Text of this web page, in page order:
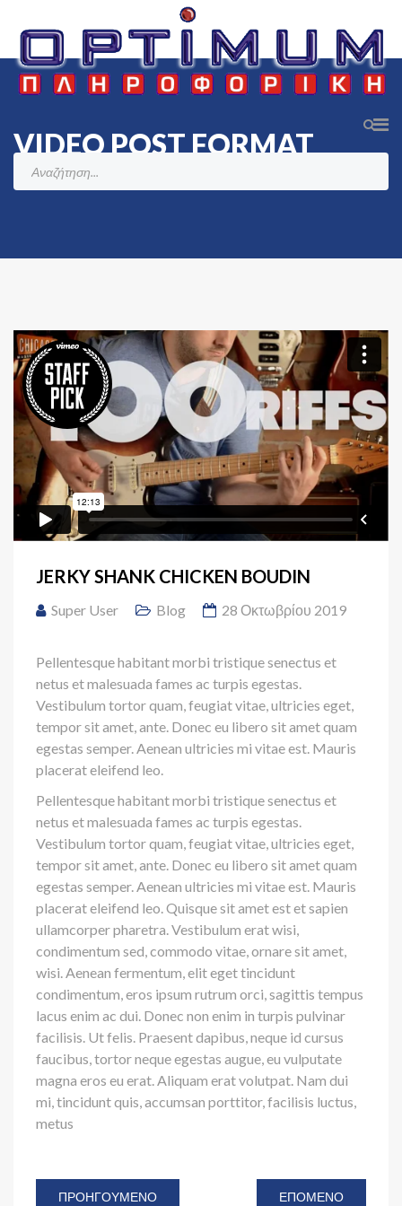
VIDEO POST FORMAT
Αρχική News & Blog
JERKY SHANK CHICKEN BOUDIN
Super User Blog 28 Οκτωβρίου 2019
Pellentesque habitant morbi tristique senectus et
netus et malesuada fames ac turpis egestas.
Vestibulum tortor quam, feugiat vitae, ultricies eget,
tempor sit amet, ante. Donec eu libero sit amet quam
egestas semper. Aenean ultricies mi vitae est. Mauris
placerat eleifend leo.
Pellentesque habitant morbi tristique senectus et
netus et malesuada fames ac turpis egestas.
Vestibulum tortor quam, feugiat vitae, ultricies eget,
tempor sit amet, ante. Donec eu libero sit amet quam
egestas semper. Aenean ultricies mi vitae est. Mauris
placerat eleifend leo. Quisque sit amet est et sapien
ullamcorper pharetra. Vestibulum erat wisi,
condimentum sed, commodo vitae, ornare sit amet,
wisi. Aenean fermentum, elit eget tincidunt
condimentum, eros ipsum rutrum orci, sagittis tempus
lacus enim ac dui. Donec non enim in turpis pulvinar
facilisis. Ut felis. Praesent dapibus, neque id cursus
faucibus, tortor neque egestas augue, eu vulputate
magna eros eu erat. Aliquam erat volutpat. Nam dui
mi, tincidunt quis, accumsan porttitor, facilisis luctus,
metus
ΠΡΟΗΓΟΎΜΕΝΟ ΕΠΌΜΕΝΟ